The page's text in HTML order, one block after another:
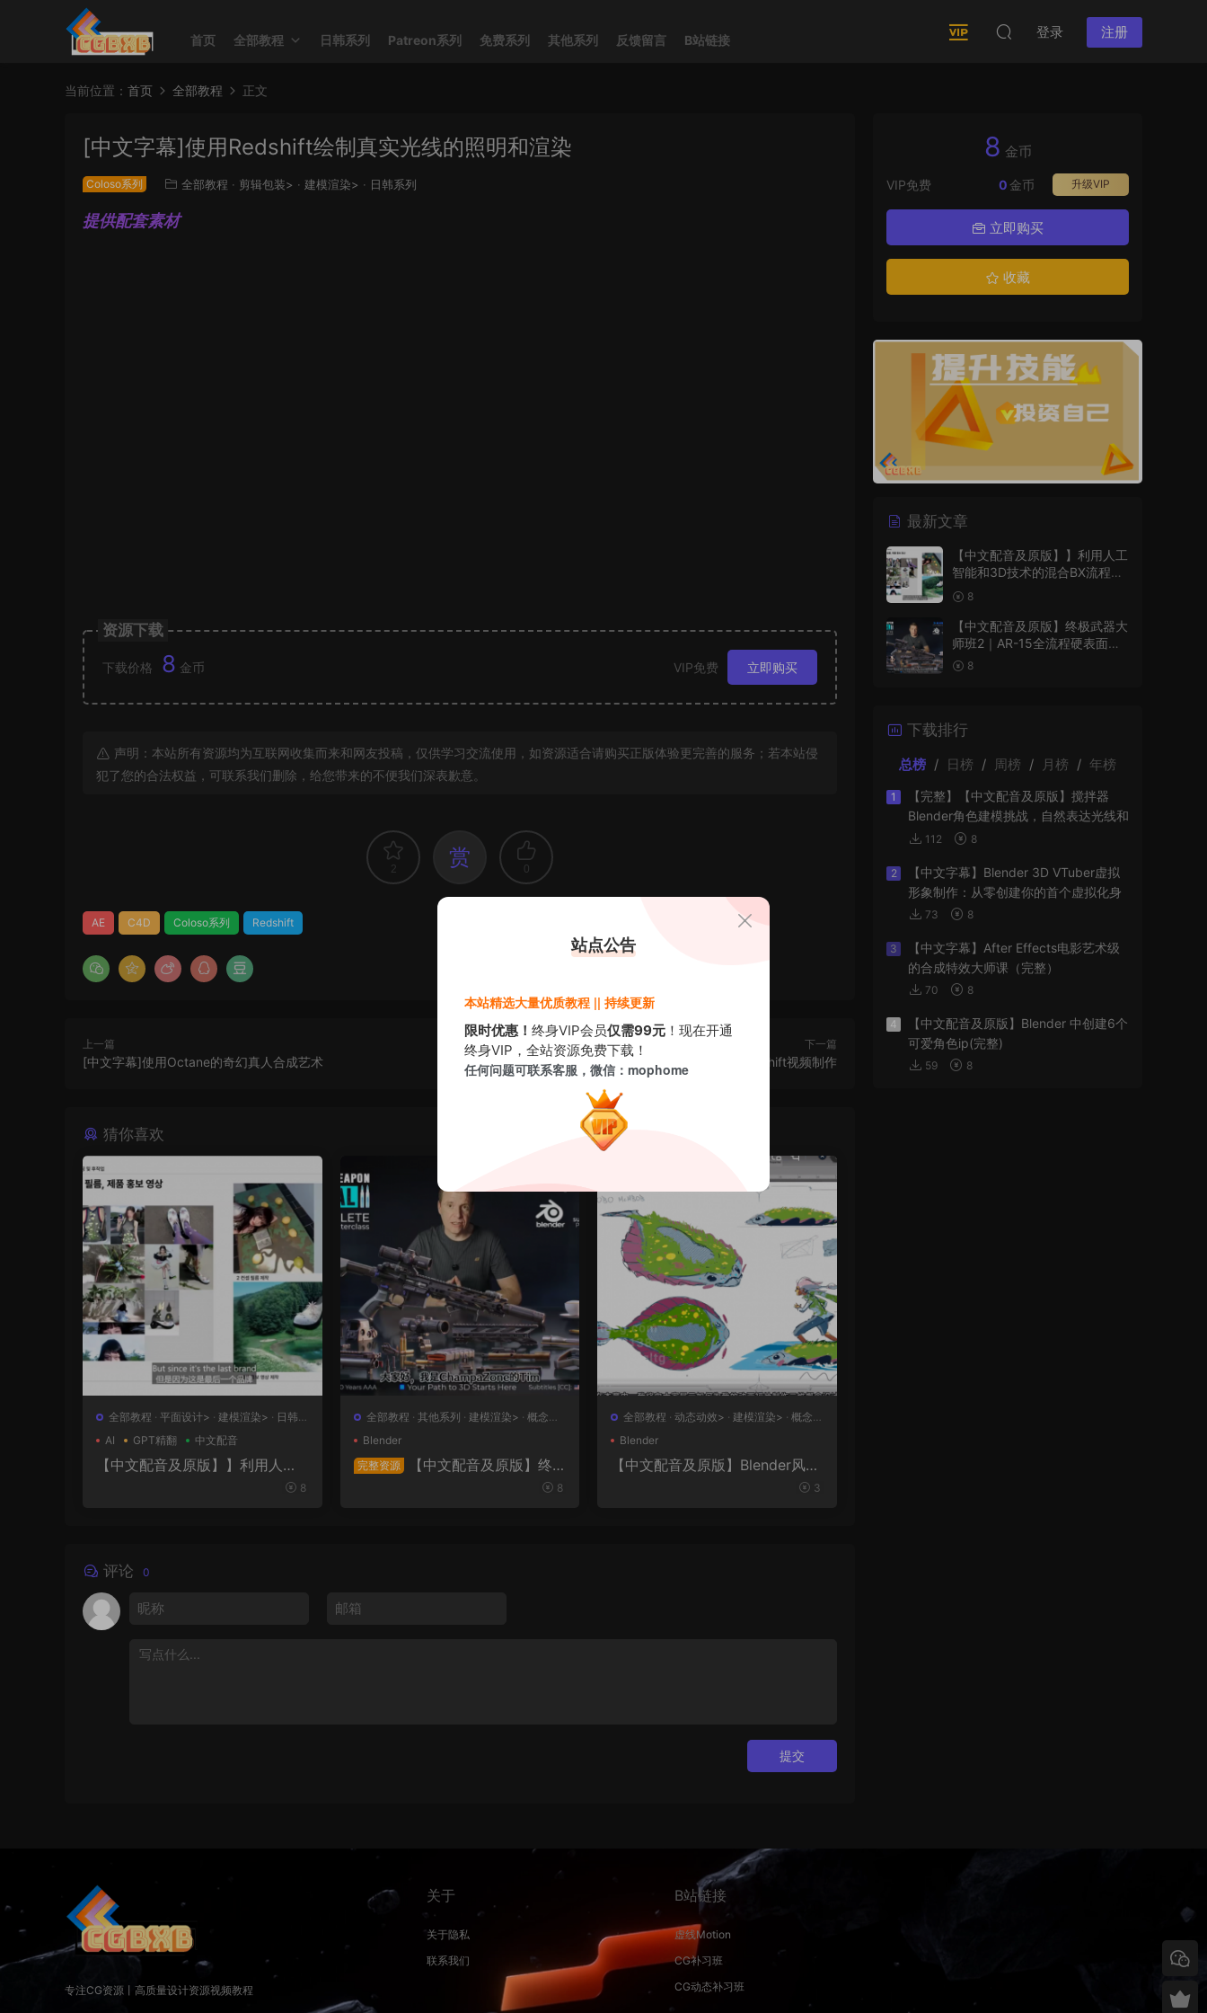
首页 全部教程 日韩系列 Patreon系列 免费系列 其他系列 反馈留言 B站链接 登录 注册
当前位置： 首页 全部教程 正文
[中文字幕]使用Redshift绘制真实光线的照明和渲染
Coloso系列 全部教程 · 剪辑包装> · 建模渲染> · 日韩系列
提供配套素材
资源下载
下载价格 8 金币 VIP免费 立即购买
声明：本站所有资源均为互联网收集而来和网友投稿，仅供学习交流使用，如资源适合请购买正版体验更完善的服务；若本站侵
犯了您的合法权益，可联系我们删除，给您带来的不便我们深表歉意。
2 赏 0
AE C4D Coloso系列 Redshift
上一篇
[中文字幕]使用Octane的奇幻真人合成艺术
下一篇
[中文字幕]无与伦比的品质-尽在Redshift视频制作
猜你喜欢
全部教程 · 平面设计> · 建模渲染> · 日韩
AI GPT精翻 中文配音
【中文配音及原版】】利用人工
智能和3D技术的混合BX流程和品
8
全部教程 · 其他系列 · 建模渲染> · 概念设
Blender
完整资源
【中文配音及原版】终
极武器大师班2｜AR-15全流程硬8
全部教程 ·动态动效> ·建模渲染> ·概念
Blender
【中文配音及原版】Blender风格
3
评论 0
提交
8 金币
VIP免费 升级VIP
0 金币
立即购买
收藏
最新文章
【中文配音及原版】】利用人工
智能和3D技术的混合BX流程和
品牌艺术设计
8
【中文配音及原版】终极武器大
师班2｜AR-15全流程硬表面王
者课（中文语音版+中文字幕版
8
下载排行
总榜 / 日榜 / 周榜 / 月榜 / 年榜
1
【完整】【中文配音及原版】搅拌器
Blender角色建模挑战，自然表达光线和
阴影112 8
2
【中文字幕】Blender 3D VTuber虚拟
形象制作：从零创建你的首个虚拟化身
73 8
3
【中文字幕】After Effects电影艺术级
的合成特效大师课（完整）
70 8
4
【中文配音及原版】Blender 中创建6个
可爱角色ip(完整)
59 8
专注CG资源丨高质量设计资源视频教程
关于
关于隐私
联系我们
B站链接
虚线Motion
CG补习班
CG动态补习班
站点公告
本站精选大量优质教程 || 持续更新
限时优惠！ 终身VIP会员仅需99元 ！现在开通
终身VIP，全站资源免费下载！
任何问题可联系客服，微信：mophome